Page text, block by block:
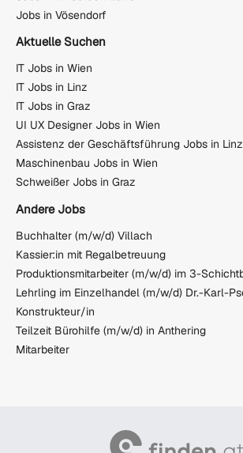
Jobs in Vösendorf
Aktuelle Suchen
IT Jobs in Wien
IT Jobs in Linz
IT Jobs in Graz
UI UX Designer Jobs in Wien
Assistenz der Geschäftsführung Jobs in Linz
Maschinenbau Jobs in Wien
Schweißer Jobs in Graz
Andere Jobs
Buchhalter (m/w/d) Villach
Kassier:in mit Regalbetreuung
Konstrukteur/in
Teilzeit Bürohilfe (m/w/d) in Anthering
Mitarbeiter